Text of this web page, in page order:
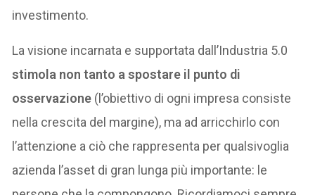
investimento.
La visione incarnata e supportata dall’Industria 5.0
stimola non tanto a spostare il punto di
osservazione (l’obiettivo di ogni impresa consiste
nella crescita del margine), ma ad arricchirlo con
l’attenzione a ciò che rappresenta per qualsivoglia
azienda l’asset di gran lunga più importante: le